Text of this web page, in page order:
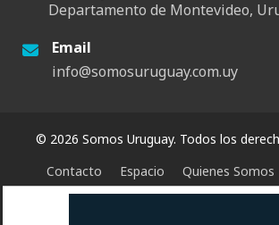
Departamento de Montevideo,
Email
info@somosuruguay.com.uy
© 2026 Somos Uruguay. Todos los
Contacto
Espacio Quienes Somos